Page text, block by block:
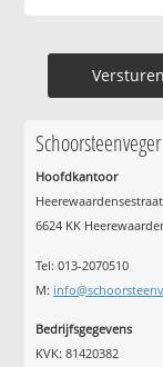
Hoofdkantoor
6624 KK
Tel: 013-2070510
M:
Bedrijfsgegevens
KVK: 81420382